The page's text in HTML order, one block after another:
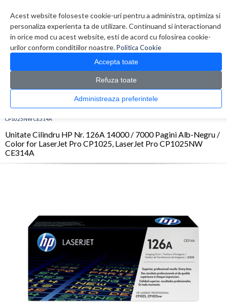
Acest website foloseste cookie-uri pentru a administra, optimiza si
personaliza experienta ta de utilizare. Continuand si interactionand
in orice mod cu acest website, esti de acord cu folosirea cookie-
urilor conform conditiilor noastre.Politica Cookie
Accepta toate
Refuza toate
Administreaza preferintele
0 produs(e)
CATALOG PRODUSE
Consumabile originale > OPC/Drum/Printhead
CP1025NW CE314A
Unitate Cilindru HP Nr. 126A 14000 / 7000 Pagini Alb-Negru /
Color for LaserJet Pro CP1025, LaserJet Pro CP1025NW
CE314A